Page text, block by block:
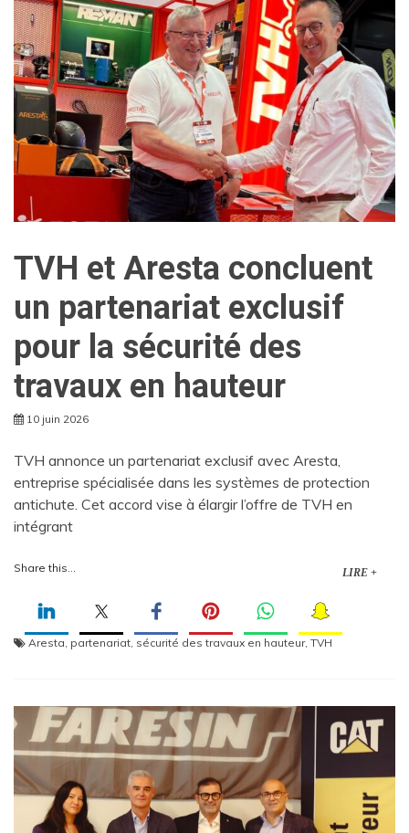
TVH et Aresta concluent
un partenariat exclusif
pour la sécurité des
travaux en hauteur
10 juin 2026
TVH annonce un partenariat exclusif avec Aresta,
entreprise spécialisée dans les systèmes de protection
antichute. Cet accord vise à élargir l’offre de TVH en
intégrant
Share this... LIRE +
Aresta partenariat sécurité des travaux en hauteur, TVH